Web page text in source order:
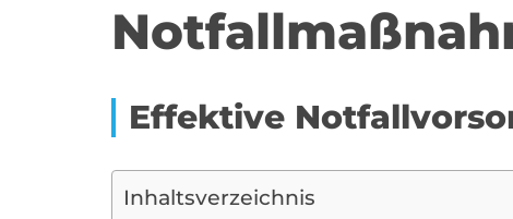
Effektive
Inhaltsverzeichnis